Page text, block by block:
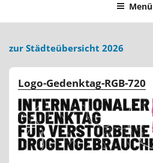
Menü
zur Städteübersicht 2026
Logo-Gedenktag-RGB-720